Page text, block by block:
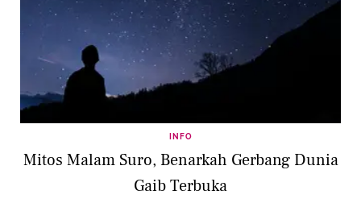
INFO
Mitos Malam Suro, Benarkah Gerbang Dunia
Gaib Terbuka